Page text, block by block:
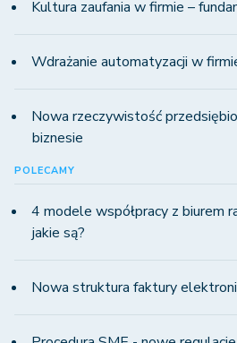
Kultura zaufania w firmie –
Wdrażanie automatyzacji w
Nowa rzeczywistość
biznesie
POLECAMY
4 modele współpracy z biurem
jakie są?
Nowa struktura faktury